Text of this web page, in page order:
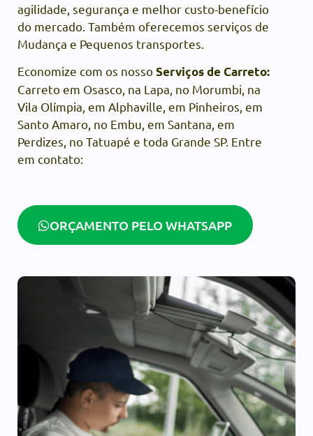
agilidade, segurança e melhor custo-benefício
do mercado. Também oferecemos serviços de
Mudança e Pequenos transportes.
Economize com os nossoServiços de Carreto:
Carreto em Osasco, na Lapa, no Morumbi, na
Vila Olímpia, em Alphaville, em Pinheiros, em
Santo Amaro, no Embu, em Santana, em
Perdizes, no Tatuapé e toda Grande SP. Entre
em contato:
ORÇAMENTO PELO WHATSAPP